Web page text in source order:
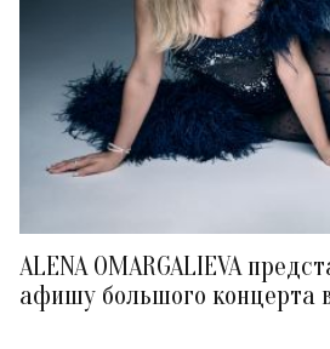
ALENA OMARGALIEVA
афишу большого концерта